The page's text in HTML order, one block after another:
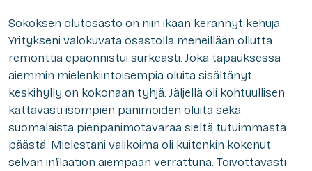
Sokoksen olutosasto on niin ikään kerännyt kehuja.
Yritykseni valokuvata osastolla meneillään ollutta
remonttia epäonnistui surkeasti. Joka tapauksessa
aiemmin mielenkiintoisempia oluita sisältänyt
keskihylly on kokonaan tyhjä. Jäljellä oli kohtuullisen
kattavasti isompien panimoiden oluita sekä
suomalaista pienpanimotavaraa sieltä tutuimmasta
päästä. Mielestäni valikoima oli kuitenkin kokenut
selvän inflaation aiempaan verrattuna. Toivottavasti